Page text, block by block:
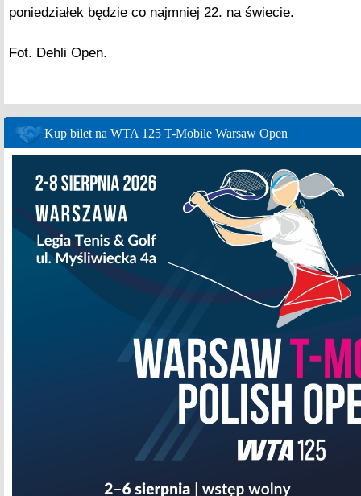
poniedziałek będzie co najmniej 22. na świecie.
Fot. Dehli Open.
Kup bilet na WTA 125 T-Mobile Warsaw Open